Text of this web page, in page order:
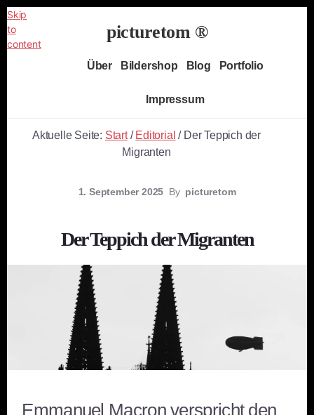
Skip
to
content
picturetom ®
Independent
Über Bildershop Blog Portfolio
Impressum
Aktuelle Seite: Start / Editorial /Der Teppich der
Migranten
1. September 2025 By picturetom
Der Teppich der Migranten
Emmanuel Macron verspricht den